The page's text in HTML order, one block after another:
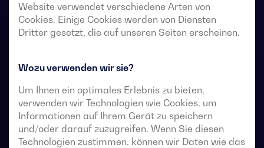
Website verwendet verschiedene Arten von
Cookies. Einige Cookies werden von Diensten
Dritter gesetzt, die auf unseren Seiten erscheinen.
Wozu verwenden wir sie?
Um Ihnen ein optimales Erlebnis zu bieten,
verwenden wir Technologien wie Cookies, um
Informationen auf Ihrem Gerät zu speichern
und/oder darauf zuzugreifen. Wenn Sie diesen
Technologien zustimmen, können wir Daten wie das
Steuerung mit Impulslogik oder einem Schalter.
Sie sind für den Einsatz in Niederspannungs-
kurze Unterbrechung der Stromversorgung der Last
Technische Datenblätter für Umschalter